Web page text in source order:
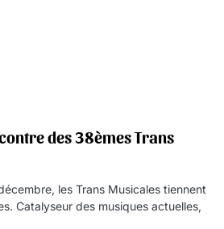
des 38èmes Trans
les Trans Musicales tiennent
Catalyseur des musiques actuelles,